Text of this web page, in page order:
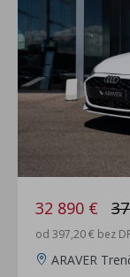
32 890 €
od 397,20 € bez
ARAVER